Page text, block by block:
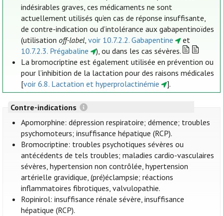
indésirables graves, ces médicaments ne sont
actuellement utilisés qu’en cas de réponse insuffisante,
de contre-indication ou d’intolérance aux gabapentinoïdes
(utilisationoff-label,voir 10.7.2.2. Gabapentine
et
10.7.2.3. Prégabaline
), ou dans les cas sévères.
La bromocriptine est également utilisée en prévention ou
pour l’inhibition de la lactation pour des raisons médicales
[voir 6.8. Lactation et hyperprolactinémie ].
Contre-indications
Apomorphine: dépression respiratoire; démence; troubles
psychomoteurs; insuffisance hépatique (RCP).
Bromocriptine: troubles psychotiques sévères ou
antécédents de tels troubles; maladies cardio-vasculaires
sévères, hypertension non contrôlée, hypertension
artérielle gravidique, (pré)éclampsie; réactions
inflammatoires fibrotiques, valvulopathie.
Ropinirol: insuffisance rénale sévère, insuffisance
hépatique (RCP).